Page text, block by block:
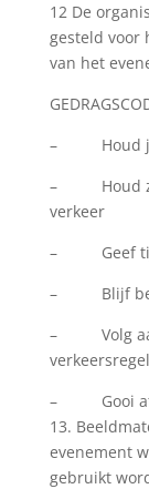
12 De
gesteld voor
van het
– Houd je
– Houd
verkeer
– Geef
– Blijf
– Volg
– Gooi
13.
evenement
gebruikt